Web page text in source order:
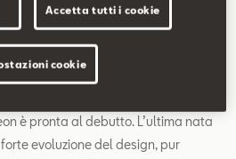
così la personalità
è pronta al debutto. L’ultima nata
evoluzione del design, pur
Accetta tutti i cookie
cookie